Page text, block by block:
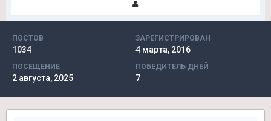
ПОСТОВ
1034
ЗАРЕГИСТРИРОВАН
4 марта, 2016
ПОСЕЩЕНИЕ
2 августа, 2025
ПОБЕДИТЕЛЬ ДНЕЙ
7